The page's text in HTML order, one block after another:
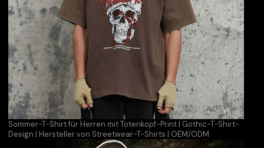
Sommer-T-Shirt für Herren mit Totenkopf-Print | Gothic-T-Shirt-
Design | Hersteller von Streetwear-T-Shirts | OEM/ODM